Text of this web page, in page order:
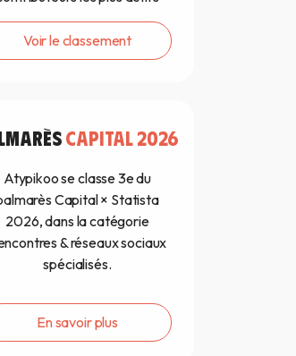
Voir le classement
CAPITAL 2026
Atypikoo se classe 3e du
Capital × Statista
2026, dans la catégorie
& réseaux sociaux
spécialisés.
En savoir plus